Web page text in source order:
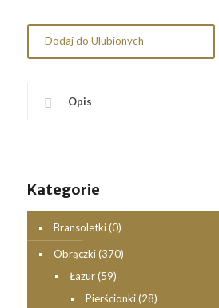
Dodaj do Ulubionych
Opis
Kategorie
Bransoletki (0)
Obrączki (370)
Łazur (59)
Pierścionki (28)